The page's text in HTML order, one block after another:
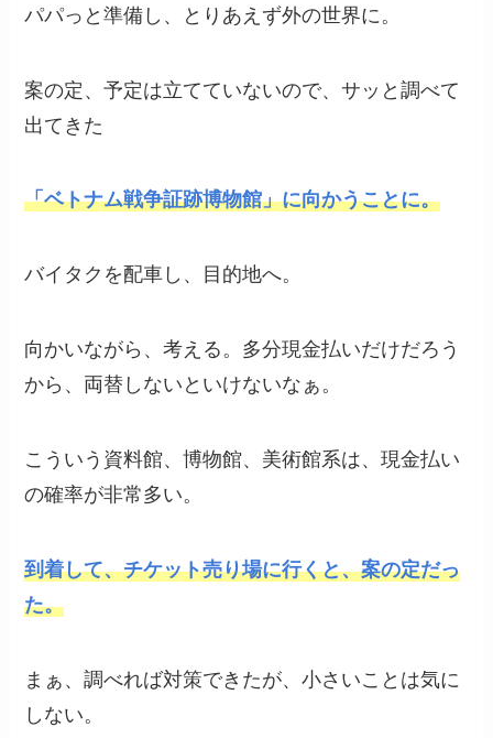
パパっと準備し、とりあえず外の世界に。
案の定、予定は立てていないので、サッと調べて
出てきた
「ベトナム戦争証跡博物館」に向かうことに。
バイタクを配車し、目的地へ。
向かいながら、考える。多分現金払いだけだろう
から、両替しないといけないなぁ。
こういう資料館、博物館、美術館系は、現金払い
の確率が非常多い。
到着して、チケット売り場に行くと、案の定だっ
た。
まぁ、調べれば対策できたが、小さいことは気に
しない。